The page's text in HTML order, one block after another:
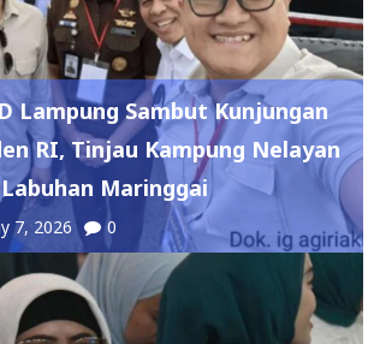
Lampung Sambut Kunjungan
RI, Tinjau Kampung Nelayan
Labuhan Maringgai
7, 2026 0